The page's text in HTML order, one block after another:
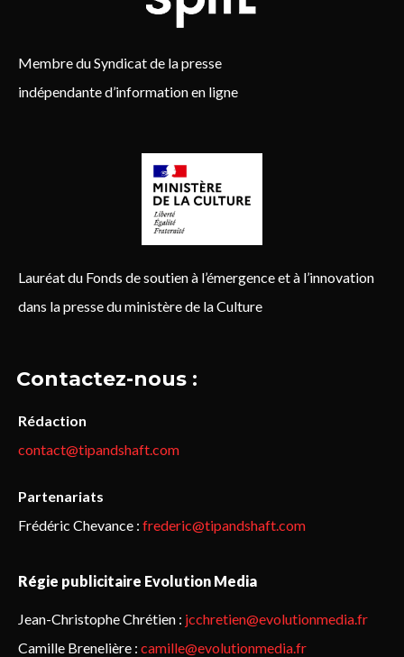
Membre du Syndicat de la presse
indépendante d’information en ligne
Lauréat du Fonds de soutien à l’émergence et à l’innovation
dans la presse du ministère de la Culture
Contactez-nous :
Rédaction
contact@tipandshaft.com
Partenariats
Frédéric Chevance : frederic@tipandshaft.com
Régie publicitaire Evolution Media
Jean-Christophe Chrétien : jcchretien@evolutionmedia.fr
Camille Brenelière : camille@evolutionmedia.fr